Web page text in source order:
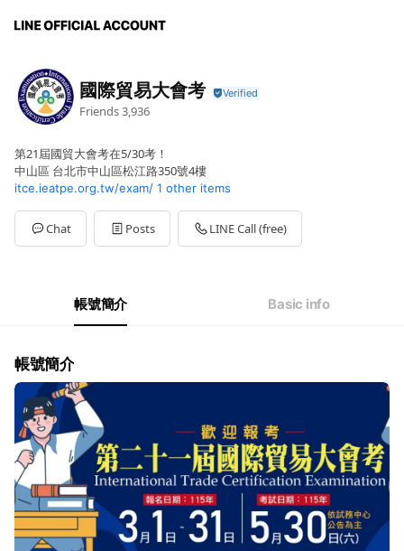
國際貿易大會考
Friends3,936
第21屆國貿大會考在5/30考！
中山區 台北市中山區松江路350號4樓
itce.ieatpe.org.tw/exam/ 1 other items
Chat Posts LINE Call (free)
帳號簡介 Basic info
帳號簡介